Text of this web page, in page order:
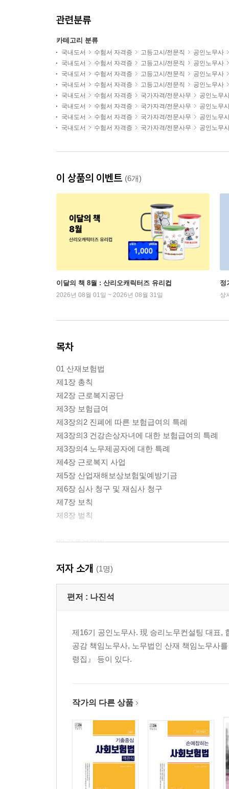
관련분류
카테고리 분류
국내도서 수험서 자격증 고등고시/전문직
공인노무사
국내도서
수험서 자격증 고등고시/전문직
공인노무사
국내도서
수험서 자격증 고등고시/전문직
공인노무사
국내도서
수험서 자격증 고등고시/전문직
공인노무사
국내도서
수험서 자격증 국가자격/전문사무
공인노무
국내도서
수험서 자격증 국가자격/전문사무
공인노무
국내도서
수험서 자격증 국가자격/전문사무
공인노무
국내도서
수험서 자격증 국가자격/전문사무 공인노무
이 상품의 이벤트 (6개)
이달의 책 8월 : 산리오캐릭터즈 유리컵
2026년 08월 01일 ~ 2026년 08월 31일
정
상
목차
01 산재보험법
제1장 총칙
제2장 근로복지공단
제3장 보험급여
제3장의2 진폐에 따른 보험급여의 특례
제3장의3 건강손상자녀에 대한 보험급여의 특례
제3장의4 노무제공자에 대한 특례
제4장 근로복지 사업
제5장 산업재해보상보험및예방기금
제6장 심사 청구 및 재심사 청구
제7장 보칙
제8장 벌칙
02 고용보험법
제2장 피보험자 관리
제3장 고용안정사업
제3장 직업능력개발사업
제5장의2 예술인인 피보험자에 대한 고용보험 특례
제6장 고용보험기금
제7장 심사 및 재심사청구
제1장 총칙
제2장 보험관계의 성립과 소멸
제3장 보험료
04 사회보장기본법
저자 소개 (1명)
편저 : 나진석
제16기 공인노무사. 現 승리노무컨설팅 대표,
공감 책임노무사, 노무법인 산재 책임노무사
령집』 등이 있다.
작가의 다른 상품